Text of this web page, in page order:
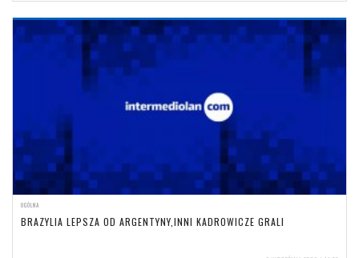
OGÓLNA
BRAZYLIA LEPSZA OD ARGENTYNY,INNI KADROWICZE GRALI